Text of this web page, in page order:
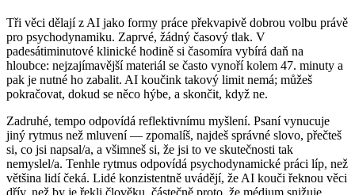
Tři věci dělají z AI jako formy práce překvapivě dobrou volbu právě
pro psychodynamiku. Zaprvé, žádný časový tlak. V
padesátiminutové klinické hodině si časomíra vybírá daň na
hloubce: nejzajímavější materiál se často vynoří kolem 47. minuty a
pak je nutné ho zabalit. AI koučink takový limit nemá; můžeš
pokračovat, dokud se něco hýbe, a skončit, když ne.
Zadruhé, tempo odpovídá reflektivnímu myšlení. Psaní vynucuje
jiný rytmus než mluvení — zpomalíš, najdeš správné slovo, přečteš
si, co jsi napsal/a, a všimneš si, že jsi to ve skutečnosti tak
nemyslel/a. Tenhle rytmus odpovídá psychodynamické práci líp, než
většina lidí čeká. Lidé konzistentně uvádějí, že AI kouči řeknou věci
dřív, než by je řekli člověku, částečně proto, že médium snižuje